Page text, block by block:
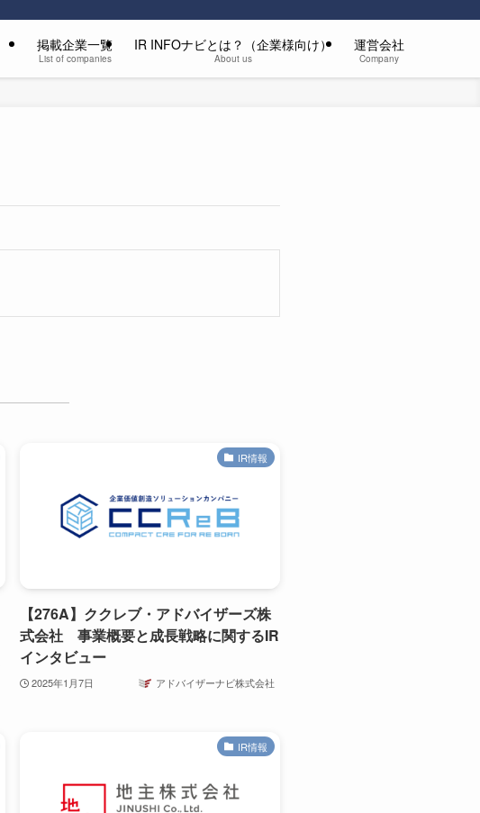
掲載企業一覧
List of companies
IR INFOナビとは？（企業様向け）
About us
運営会社
Company
IR情報
【276A】ククレブ・アドバイザーズ株
式会社 事業概要と成長戦略に関するIR
インタビュー
2025年1月7日 アドバイザーナビ株式会社
IR情報